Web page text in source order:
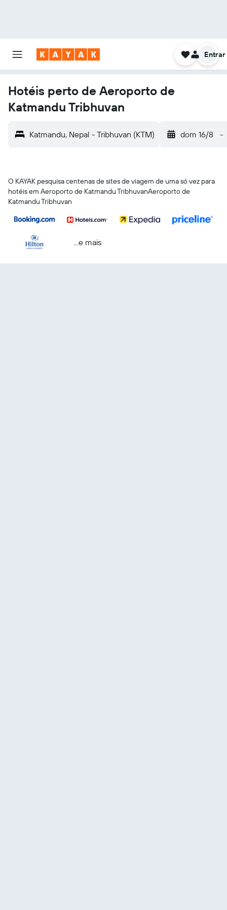
Entrar
Hotéis perto de Aeroporto de
Katmandu Tribhuvan
Katmandu, Nepal - Tribhuvan (KTM) dom 16/8 -
O KAYAK pesquisa centenas de sites de viagem de uma só vez para
hotéis em Aeroporto de Katmandu TribhuvanAeroporto de
Katmandu Tribhuvan
...e mais